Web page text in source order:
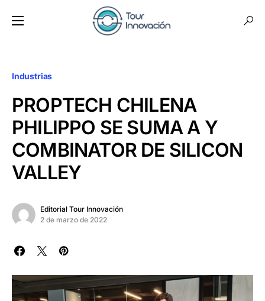
Industrias
PROPTECH CHILENA
PHILIPPO SE SUMA A Y
COMBINATOR DE SILICON
VALLEY
Editorial Tour Innovación
2 de marzo de 2022